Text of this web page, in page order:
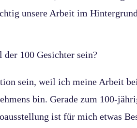
unsere Arbeit im
100 Gesichter sein?
sein, weil ich meine Arbeit
bin. Gerade zum 100-
ist für mich etwas